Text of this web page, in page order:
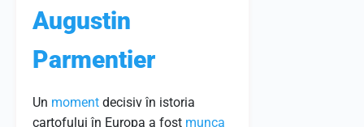
Augustin
Parmentier
Un moment decisiv în istoria
cartofului în Europa a fost munca